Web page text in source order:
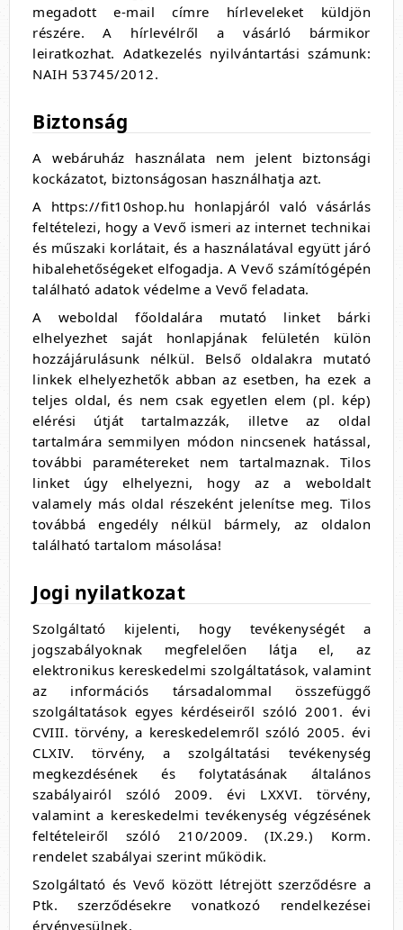
megadott e-mail címre hírleveleket küldjön
részére. A hírlevélről a vásárló bármikor
leiratkozhat. Adatkezelés nyilvántartási számunk:
NAIH 53745/2012.
Biztonság
A webáruház használata nem jelent biztonsági
kockázatot, biztonságosan használhatja azt.
A https://fit10shop.hu honlapjáról való vásárlás
feltételezi, hogy a Vevő ismeri az internet technikai
és műszaki korlátait, és a használatával együtt járó
hibalehetőségeket elfogadja. A Vevő számítógépén
található adatok védelme a Vevő feladata.
A weboldal főoldalára mutató linket bárki
elhelyezhet saját honlapjának felületén külön
hozzájárulásunk nélkül. Belső oldalakra mutató
linkek elhelyezhetők abban az esetben, ha ezek a
teljes oldal, és nem csak egyetlen elem (pl. kép)
elérési útját tartalmazzák, illetve az oldal
tartalmára semmilyen módon nincsenek hatással,
további paramétereket nem tartalmaznak. Tilos
linket úgy elhelyezni, hogy az a weboldalt
valamely más oldal részeként jelenítse meg. Tilos
továbbá engedély nélkül bármely, az oldalon
található tartalom másolása!
Jogi nyilatkozat
Szolgáltató kijelenti, hogy tevékenységét a
jogszabályoknak megfelelően látja el, az
elektronikus kereskedelmi szolgáltatások, valamint
az információs társadalommal összefüggő
szolgáltatások egyes kérdéseiről szóló 2001. évi
CVIII. törvény, a kereskedelemről szóló 2005. évi
CLXIV. törvény, a szolgáltatási tevékenység
megkezdésének és folytatásának általános
szabályairól szóló 2009. évi LXXVI. törvény,
valamint a kereskedelmi tevékenység végzésének
feltételeiről szóló 210/2009. (IX.29.) Korm.
rendelet szabályai szerint működik.
Szolgáltató és Vevő között létrejött szerződésre a
Ptk. szerződésekre vonatkozó rendelkezései
érvényesülnek.